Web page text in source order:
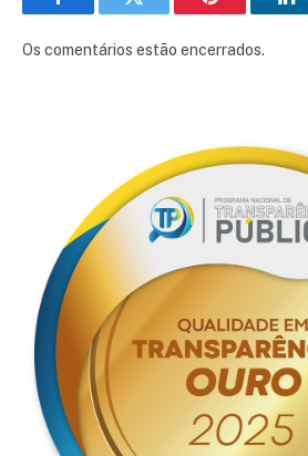
FacebookTwitter Pinterest
Os comentários estão encerrados.